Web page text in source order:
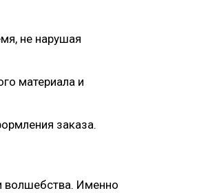
не нарушая
материала и
заказа.
волшебства. Именно